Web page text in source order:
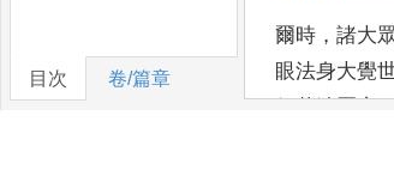
目次 卷/篇章
爾時 ， 諸大
眼法身大覺
般若波羅蜜